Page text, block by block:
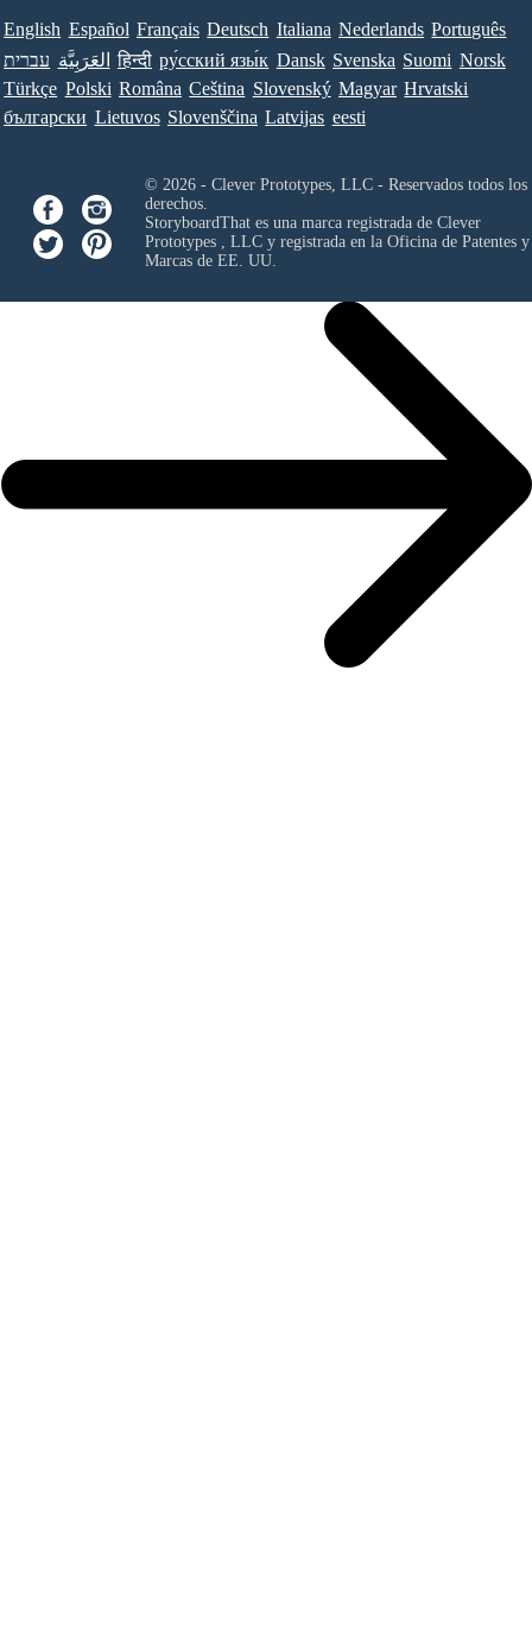
English Español Français Deutsch Italiana Nederlands Português
עברית العَرَبِيَّة हिन्दी ру́сский язы́к Dansk Svenska Suomi Norsk
Türkçe Polski Româna Ceština Slovenský Magyar Hrvatski
български Lietuvos Slovenščina Latvijas eesti
© 2026 - Clever Prototypes, LLC - Reservados todos los
derechos.
StoryboardThat es una marca registrada de Clever
Prototypes , LLCy registrada en la Oficina de Patentes y
Marcas de EE. UU.